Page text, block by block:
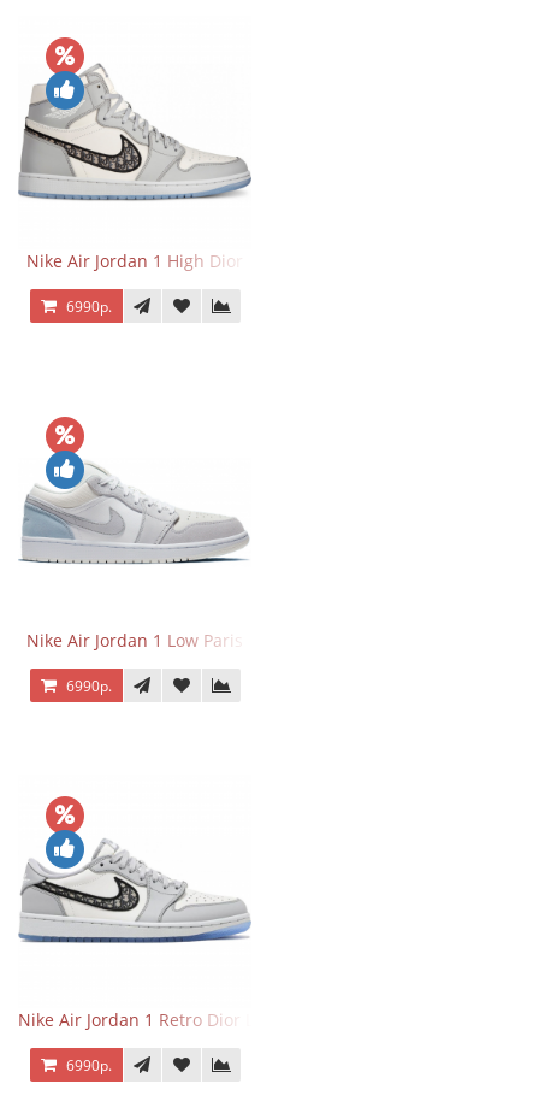
Nike Air Jordan 1 High Dior
6990р.
Nike Air Jordan 1 Low Paris
6990р.
Nike Air Jordan 1 Retro Dior Low
6990р.